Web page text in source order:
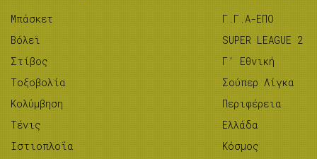
Μπάσκετ
Βόλεϊ
Στίβος
Tοξοβολία
Κολύμβηση
Τένις
Ιστιοπλοΐα
Γ.Γ.Α-ΕΠΟ
SUPER LEAGUE 2
Γ’ Εθνική
Σούπερ Λίγκα
Περιφέρεια
Ελλάδα
Κόσμος